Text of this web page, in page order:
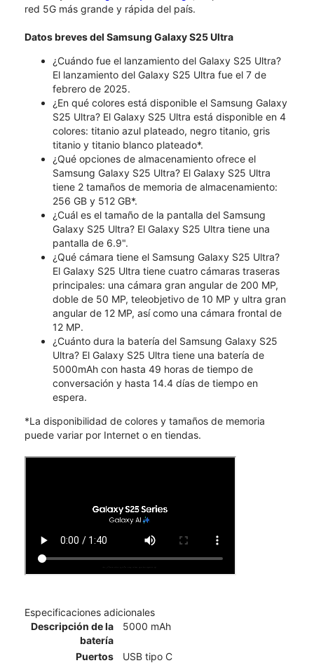
red 5G más grande y rápida del país.
Datos breves del Samsung Galaxy S25 Ultra
¿Cuándo fue el lanzamiento del Galaxy S25 Ultra?
El lanzamiento del Galaxy S25 Ultra fue el 7 de
febrero de 2025.
¿En qué colores está disponible el Samsung Galaxy
S25 Ultra? El Galaxy S25 Ultra está disponible en 4
colores: titanio azul plateado, negro titanio, gris
titanio y titanio blanco plateado*.
¿Qué opciones de almacenamiento ofrece el
Samsung Galaxy S25 Ultra? El Galaxy S25 Ultra
tiene 2 tamaños de memoria de almacenamiento:
256 GB y 512 GB*.
¿Cuál es el tamaño de la pantalla del Samsung
Galaxy S25 Ultra? El Galaxy S25 Ultra tiene una
pantalla de 6.9".
¿Qué cámara tiene el Samsung Galaxy S25 Ultra?
El Galaxy S25 Ultra tiene cuatro cámaras traseras
principales: una cámara gran angular de 200 MP,
doble de 50 MP, teleobjetivo de 10 MP y ultra gran
angular de 12 MP, así como una cámara frontal de
12 MP.
¿Cuánto dura la batería del Samsung Galaxy S25
Ultra? El Galaxy S25 Ultra tiene una batería de
5000mAh con hasta 49 horas de tiempo de
conversación y hasta 14.4 días de tiempo en
espera.
*La disponibilidad de colores y tamaños de memoria
puede variar por Internet o en tiendas.
Especificaciones adicionales
Descripción de la
batería
5000 mAh
Puertos
USB tipo C